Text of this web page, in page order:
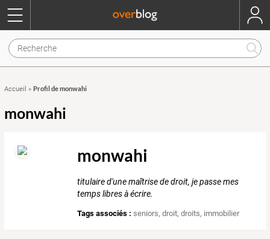
Accueil » Profil de monwahi
monwahi
monwahi
titulaire d'une maîtrise de droit, je passe mes
temps libres à écrire.
Tags associés : seniors,droit,droits, immobilier